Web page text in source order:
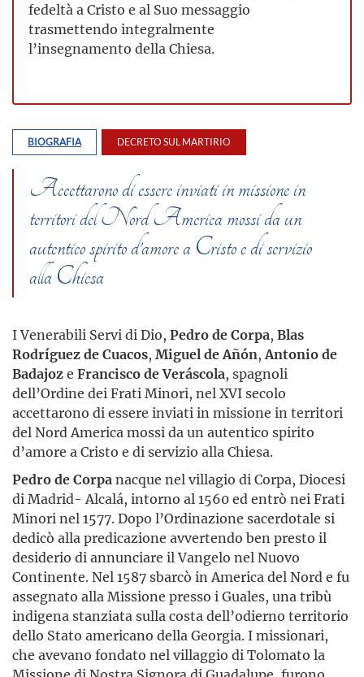
fedeltà a Cristo e al Suo messaggio
trasmettendo integralmente
l’insegnamento della Chiesa.
BIOGRAFIA DECRETO SUL MARTIRIO
Accettarono di essere inviati in missione in
territori del Nord America mossi da un
autentico spirito d’amore a Cristo e di servizio
alla Chiesa
I Venerabili Servi di Dio, Pedro de Corpa, Blas
Rodríguez de Cuacos, Miguel de Añón,Antonio de
Badajoze Francisco de Veráscola, spagnoli
dell’Ordine dei Frati Minori, nel XVI secolo
accettarono di essere inviati in missione in territori
del Nord America mossi da un autentico spirito
d’amore a Cristo e di servizio alla Chiesa.
Pedro de Corpanacque nel villagio di Corpa, Diocesi
di Madrid- Alcalá, intorno al 1560 ed entrò nei Frati
Minori nel 1577. Dopo l’Ordinazione sacerdotale si
dedicò alla predicazione avvertendo ben presto il
desiderio di annunciare il Vangelo nel Nuovo
Continente. Nel 1587 sbarcò in America del Nord e fu
assegnato alla Missione presso i Guales, una tribù
indigena stanziata sulla costa dell’odierno territorio
dello Stato americano della Georgia. I missionari,
che avevano fondato nel villaggio di Tolomato la